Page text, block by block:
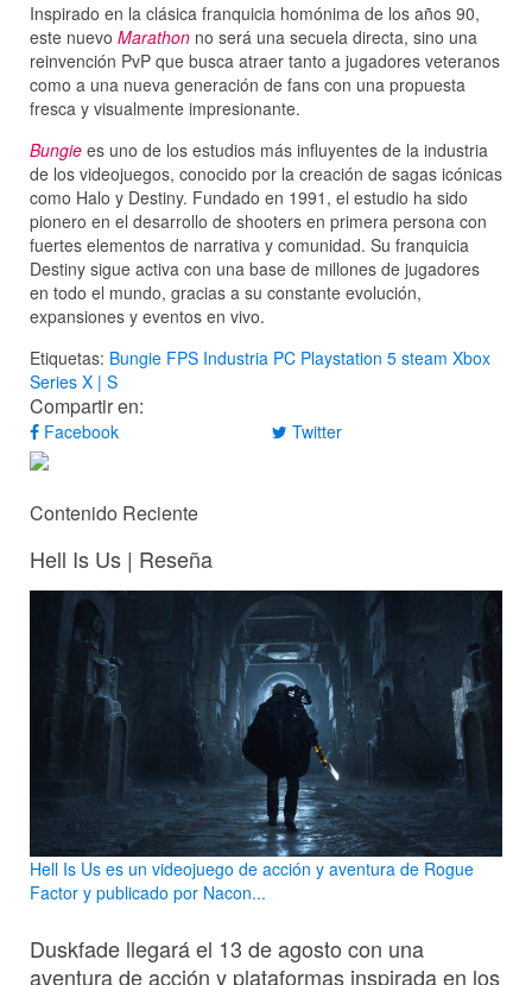
Inspirado en la clásica franquicia homónima de los años 90,
este nuevo Marathon no será una secuela directa, sino una
reinvención PvP que busca atraer tanto a jugadores veteranos
como a una nueva generación de fans con una propuesta
fresca y visualmente impresionante.
Bungie es uno de los estudios más influyentes de la industria
de los videojuegos, conocido por la creación de sagas icónicas
como Halo y Destiny. Fundado en 1991, el estudio ha sido
pionero en el desarrollo de shooters en primera persona con
fuertes elementos de narrativa y comunidad. Su franquicia
Destiny sigue activa con una base de millones de jugadores
en todo el mundo, gracias a su constante evolución,
expansiones y eventos en vivo.
Etiquetas: Bungie FPS Industria PC Playstation 5 steam Xbox
Series X | S
Compartir en:
Facebook Twitter
Contenido Reciente
Hell Is Us | Reseña
Hell Is Us es un videojuego de acción y aventura de Rogue
Factor y publicado por Nacon...
Duskfade llegará el 13 de agosto con una
aventura de acción y plataformas inspirada en los